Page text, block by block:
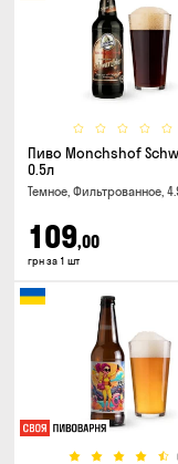
Пиво Monchshof
0.5л
Темное, Фильтрованное,
109,00
грн за 1 шт